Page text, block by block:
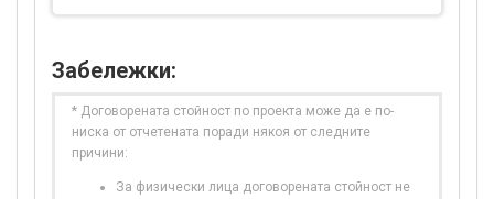
Забележки:
* Договорената стойност по проекта може да е по-
ниска от отчетената поради някоя от следните
причини:
За физически лица договорената стойност не